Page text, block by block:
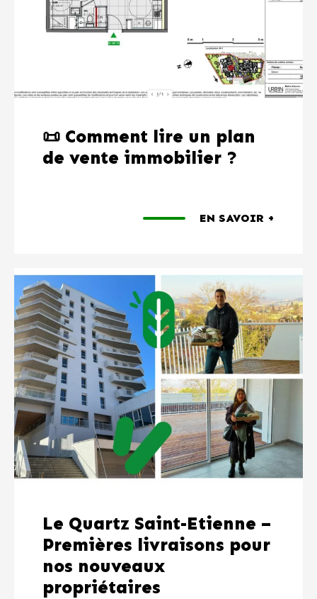
📜 Comment lire un plan
de vente immobilier ?
EN SAVOIR +
Le Quartz Saint-Etienne –
Premières livraisons pour
nos nouveaux
propriétaires